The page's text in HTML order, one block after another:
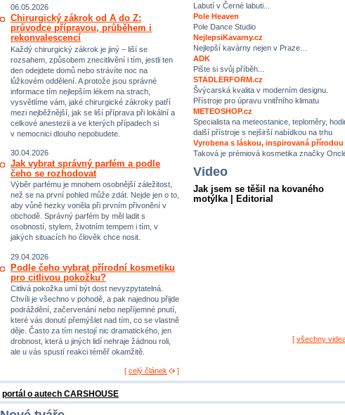
06.05.2026
Chirurgický zákrok od A do Z:
průvodce přípravou, průběhem i
rekonvalescencí
Každý chirurgický zákrok je jiný – liší se
rozsahem, způsobem znecitlivění i tím, jestli ten
den odejdete domů nebo strávíte noc na
lůžkovém oddělení. A protože jsou správné
informace tím nejlepším lékem na strach,
vysvětlíme vám, jaké chirurgické zákroky patří
mezi nejběžnější, jak se liší příprava při lokální a
celkové anestezii a ve kterých případech si
v nemocnici dlouho nepobudete.
30.04.2026
Jak vybrat správný parfém a podle
čeho se rozhodovat
Výběr parfému je mnohem osobnější záležitost,
než se na první pohled může zdát. Nejde jen o to,
aby vůně hezky voněla při prvním přivonění v
obchodě. Správný parfém by měl ladit s
osobností, stylem, životním tempem i tím, v
jakých situacích ho člověk chce nosit.
29.04.2026
Podle čeho vybrat přírodní kosmetiku
pro citlivou pokožku?
Citlivá pokožka umí být dost nevyzpytatelná.
Chvíli je všechno v pohodě, a pak najednou přijde
podráždění, začervenání nebo nepříjemné pnutí,
které vás donutí přemýšlet nad tím, co se vlastně
děje. Často za tím nestojí nic dramatického, jen
drobnost, která u jiných lidí nehraje žádnou roli,
ale u vás spustí reakci téměř okamžitě.
[ celý článek ]
Labutí v Černé labuti...
Pole Heaven
Pole Dance Studio
NejlepsiKavarny.cz
Nejlepší kavárny nejen v Praze…
ADK
Pište si svůj příběh...
STADLERFORM.cz
Švýcarská kvalita v moderním designu.
Přístroje pro úpravu vnitřního klimatu
METEOSHOP.cz
Specialista na meteostanice, teploměry,
další přístroje s nejširší nabídkou na trhu
Vyrobena s láskou, inspirovaná přírodou
Taková je prémiová kosmetika značky
Video
Jak jsem se těšil na kovaného
motýlka | Editorial
[ všechny
portál o autech CARSHOUSE